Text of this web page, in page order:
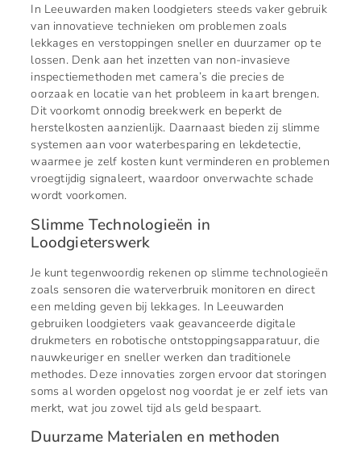
In Leeuwarden maken loodgieters steeds vaker gebruik
van innovatieve technieken om problemen zoals
lekkages en verstoppingen sneller en duurzamer op te
lossen. Denk aan het inzetten van non-invasieve
inspectiemethoden met camera’s die precies de
oorzaak en locatie van het probleem in kaart brengen.
Dit voorkomt onnodig breekwerk en beperkt de
herstelkosten aanzienlijk. Daarnaast bieden zij slimme
systemen aan voor waterbesparing en lekdetectie,
waarmee je zelf kosten kunt verminderen en problemen
vroegtijdig signaleert, waardoor onverwachte schade
wordt voorkomen.
Slimme Technologieën in
Loodgieterswerk
Je kunt tegenwoordig rekenen op slimme technologieën
zoals sensoren die waterverbruik monitoren en direct
een melding geven bij lekkages. In Leeuwarden
gebruiken loodgieters vaak geavanceerde digitale
drukmeters en robotische ontstoppingsapparatuur, die
nauwkeuriger en sneller werken dan traditionele
methodes. Deze innovaties zorgen ervoor dat storingen
soms al worden opgelost nog voordat je er zelf iets van
merkt, wat jou zowel tijd als geld bespaart.
Duurzame Materialen en methoden